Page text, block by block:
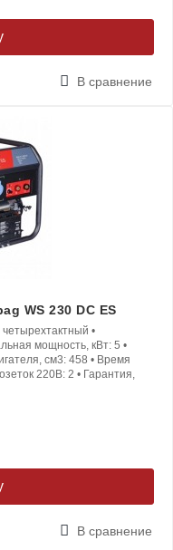
В сравнение
WS 230 DC ES
четырехтактный •
мощность, кВт: 5 •
см3: 458 • Время
220В: 2 • Гарантия,
В сравнение